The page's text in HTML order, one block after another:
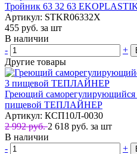
Тройник 63 32 63
Артикул: STKR06332X
455 руб. за шт
В наличии
-
+
Другие товары
Греющий саморегулирующийся
пищевой ТЕПЛАЙНЕР
Артикул: КСП10Л-0030
2 992 руб.2 618 руб. за шт
В наличии
-
+